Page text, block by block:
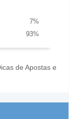
%
7
%
93
de Apostas e